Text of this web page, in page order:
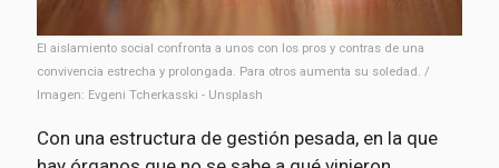
El aislamiento social confronta a unos con los pros y contras de una
convivencia estrecha y prolongada. Para otros aumenta su soledad. /
Imagen: Evgeni Tcherkasski - Unsplash
Con una estructura de gestión pesada, en la que